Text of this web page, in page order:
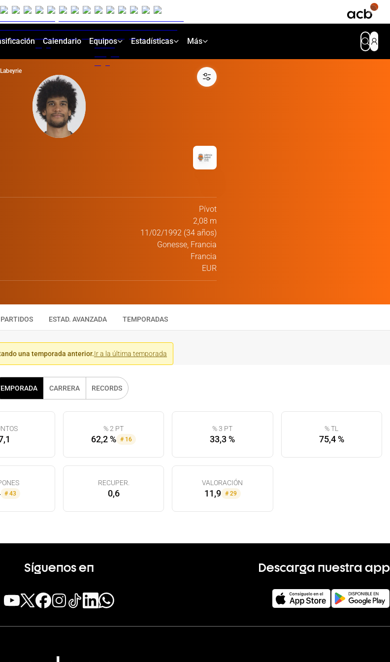
Calendario Equipos Estadísticas Más
Labeyrie
Pívot
2,08 m
11/02/1992 (34 años)
Gonesse, Francia
Francia
EUR
PARTIDOS ESTAD. AVANZADA TEMPORADAS
una temporada anterior.Ir a la última temporada
CARRERA RECORDS
% 2 PT
62,2 % # 16
% 3 PT
33,3 %
% TL
75,4 %
#43
RECUPER.
0,6
VALORACIÓN
11,9 # 29
Síguenos en Descarga nuestra app